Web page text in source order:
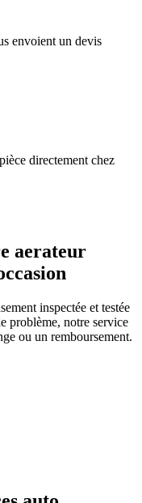
envoient un devis
directement chez
aerateur
inspectée et testée
problème, notre service
ou un remboursement.